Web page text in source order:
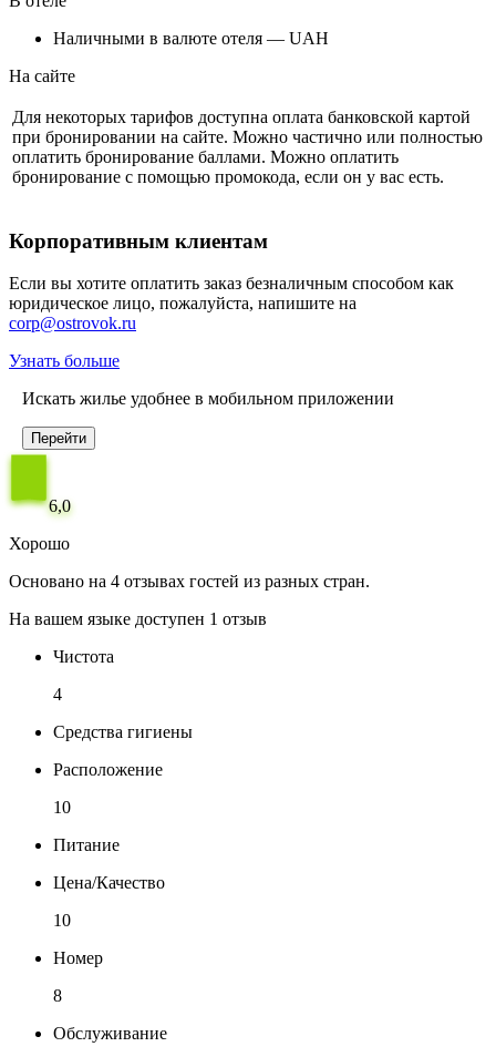
Наличными в валюте отеля — UAH
На сайте
Для некоторых тарифов доступна оплата банковской картой
при бронировании на сайте. Можно частично или полностью
оплатить бронирование баллами. Можно оплатить
бронирование с помощью промокода, если он у вас есть.
Корпоративным клиентам
Если вы хотите оплатить заказ безналичным способом как
юридическое лицо, пожалуйста, напишите на
corp@ostrovok.ru
Узнать больше
Искать жилье удобнее в мобильном приложении
Перейти
6,0
Хорошо
Основано на 4 отзывах гостей из разных стран.
На вашем языке доступен 1 отзыв
Чистота
4
Средства гигиены
Расположение
10
Питание
Цена/Качество
10
Номер
8
Обслуживание